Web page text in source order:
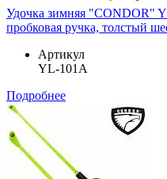
Удочка зимняя "CONDOR"
пробковая ручка, толстый
Артикул
YL-101A
Подробнее